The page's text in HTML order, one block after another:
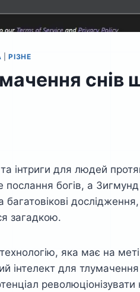
|РІЗНЕ
снів
для людей
послання богів, а
багатовікові
загадкою.
яка має на меті
інтелект для